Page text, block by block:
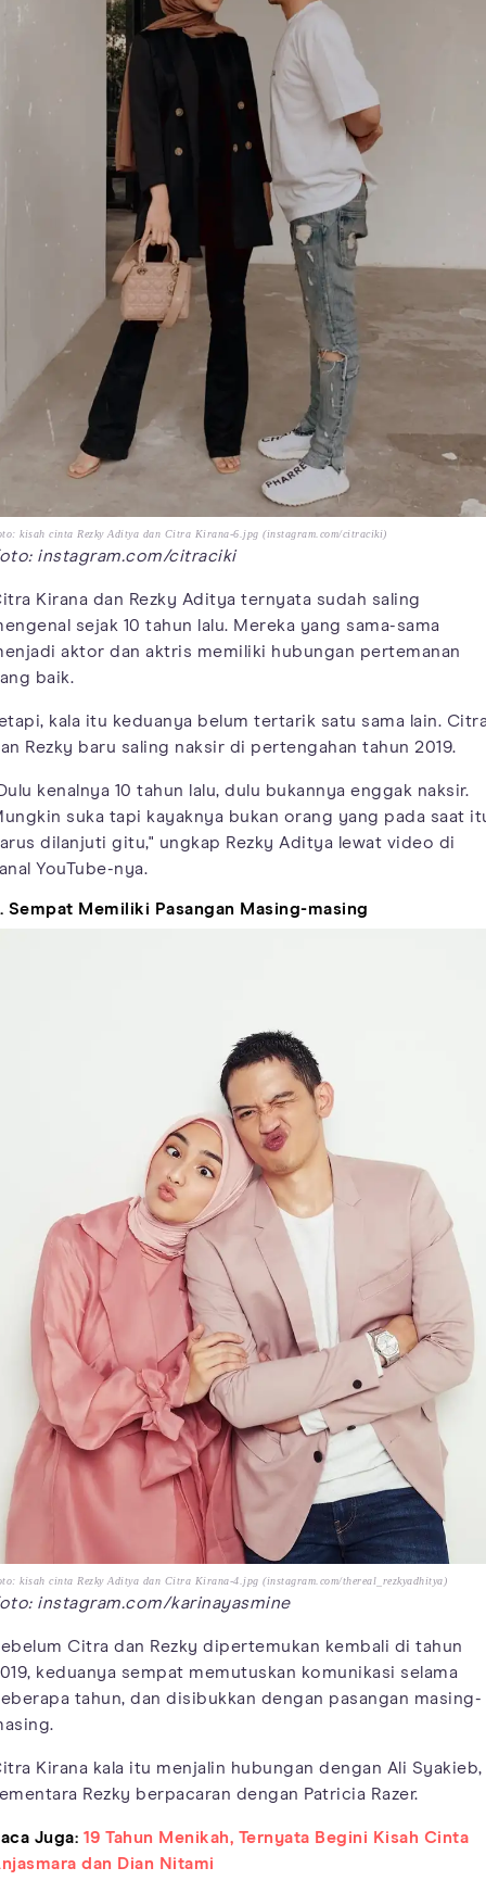
kisah cinta Rezky Aditya dan Citra Kirana-6.jpg (instagram.com/citraciki)
instagram.com/citraciki
Kirana dan Rezky Aditya ternyata sudah saling
sejak 10 tahun lalu. Mereka yang sama-sama
aktor dan aktris memiliki hubungan pertemanan
baik.
kala itu keduanya belum tertarik satu sama lain.
Rezky baru saling naksir di pertengahan tahun 2019.
kenalnya 10 tahun lalu, dulu bukannya enggak naksir.
suka tapi kayaknya bukan orang yang pada saat
dilanjuti gitu," ungkap Rezky Aditya lewat video di
YouTube-nya.
Sempat Memiliki Pasangan Masing-masing
kisah cinta Rezky Aditya dan Citra Kirana-4.jpg (instagram.com/thereal_rezkyadhitya)
instagram.com/karinayasmine
Citra dan Rezky dipertemukan kembali di tahun
keduanya sempat memutuskan komunikasi selama
tahun, dan disibukkan dengan pasangan masing-
Kirana kala itu menjalin hubungan dengan Ali Syakieb,
Rezky berpacaran dengan Patricia Razer.
Juga: 19 Tahun Menikah, Ternyata Begini Kisah Cinta
dan Dian Nitami